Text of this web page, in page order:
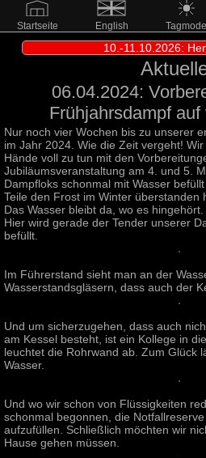
Startseite English Tagmode
10.-11.10.2026:
06.04.2024:
Frühjahrsdampf auf
Nur noch vier Wochen bis zu unserer
im Jahr 2024. Wie die Zeit vergeht!
Hände voll zu tun mit den
Jubiläumsveranstaltung am 4. und 5.
Dampfloks schonmal mit Wasser
Teile den Frost im Winter überstanden
Das Wasser bleibt da, wo es hingehört.
Hier wird gerade der Tender unserer
befüllt.
Im Führerstand sieht man an der
Wasserstandsgläsern, dass auch der
Und um sicherzugehen, dass auch
am Kessel besteht, ist ein Kollege in
leuchtet die Rohrwand ab. Zum Glück
Wasser.
Und wo wir schon von Flüssigkeiten
schonmal begonnen, die
aufzufüllen. Schließlich möchten wir
Hause gehen müssen.